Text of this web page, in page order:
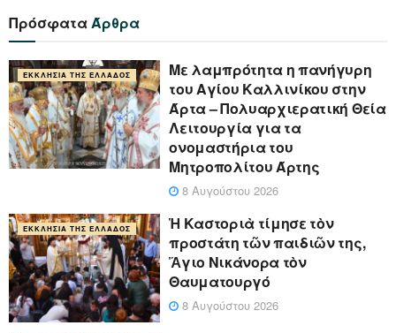
ΠρόσφαταΆρθρα
ΕΚΚΛΗΣΊΑ ΤΗΣ ΕΛΛΆΔΟΣ
Με λαμπρότητα η πανήγυρη
του Αγίου Καλλινίκου στην
Άρτα – Πολυαρχιερατική Θεία
Λειτουργία για τα
ονομαστήρια του
Μητροπολίτου Άρτης
8 Αυγούστου 2026
ΕΚΚΛΗΣΊΑ ΤΗΣ ΕΛΛΆΔΟΣ
Ἡ Καστοριὰ τίμησε τὸν
προστάτη τῶν παιδιῶν της,
Ἅγιο Νικάνορα τὸν
Θαυματουργό
8 Αυγούστου 2026